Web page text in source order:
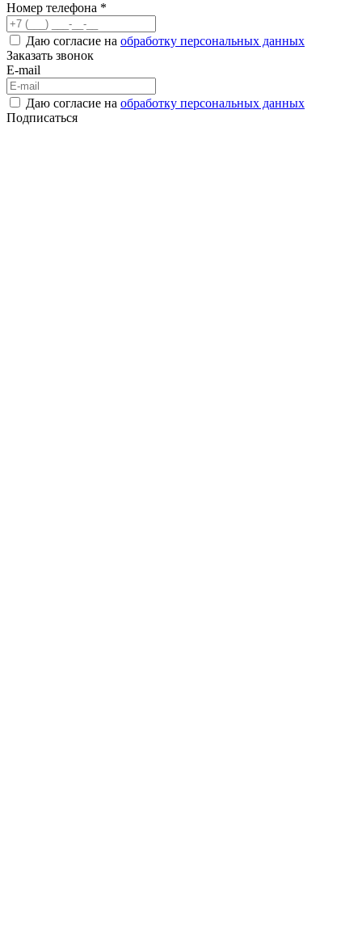
Номер телефона *
Даю согласие на обработку персональных данных
Заказать звонок
E-mail
Даю согласие на обработку персональных данных
Подписаться